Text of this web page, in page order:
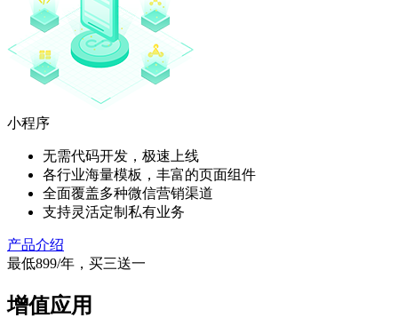
小程序
无需代码开发，极速上线
各行业海量模板，丰富的页面组件
全面覆盖多种微信营销渠道
支持灵活定制私有业务
产品介绍
最低899/年，买三送一
增值应用